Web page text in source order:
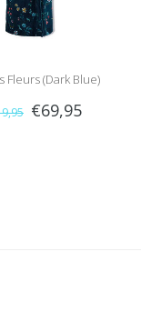
Fleurs (Dark Blue)
€69,95